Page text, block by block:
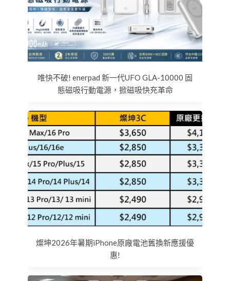
唯快不破! enerpad 新一代UFO GLA-10000 固
態磁吸行動電源，掀磁吸快充革命
燦坤2026年暑期iPhone原廠電池舊換新應援優
惠!